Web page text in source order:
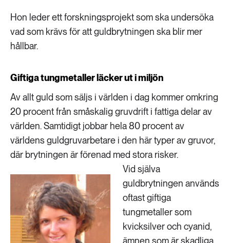
Hon leder ett forskningsprojekt som ska undersöka
vad som krävs för att guldbrytningen ska blir mer
hållbar.
Giftiga tungmetaller läcker ut i miljön
Av allt guld som säljs i världen i dag kommer omkring
20 procent från småskalig gruvdrift i fattiga delar av
världen. Samtidigt jobbar hela 80 procent av
världens guldgruvarbetare i den här typer av gruvor,
där brytningen är förenad med stora risker.
Vid själva
guldbrytningen används
oftast giftiga
tungmetaller som
kvicksilver och cyanid,
ämnen som är skadliga